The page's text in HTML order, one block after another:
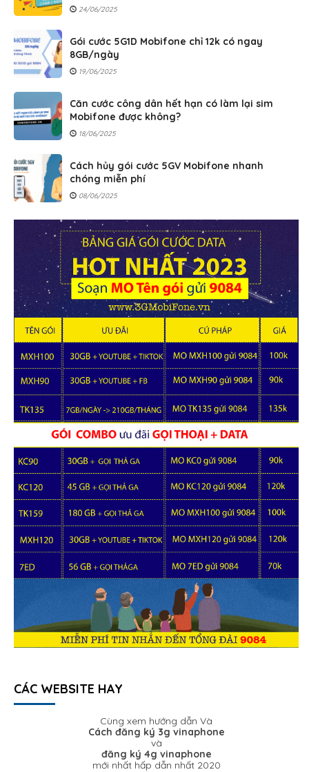
24/06/2025
Gói cước 5G1D Mobifone chỉ 12k có ngay
8GB/ngày
19/06/2025
Căn cước công dân hết hạn có làm lại sim
Mobifone được không?
18/06/2025
Cách hủy gói cước 5GV Mobifone nhanh
chóng miễn phí
08/06/2025
CÁC WEBSITE HAY
Cùng xem hướng dẫn Và
Cách đăng ký 3g vinaphone
và
đăng ký 4g vinaphone
mới nhất hấp dẫn nhất 2020